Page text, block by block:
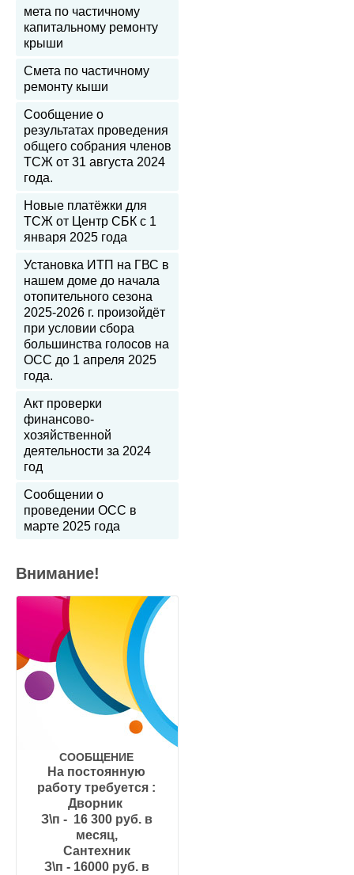
мета по частичному
капитальному ремонту
крыши
Смета по частичному
ремонту кыши
Сообщение о
результатах проведения
общего собрания членов
ТСЖ от 31 августа 2024
года.
Новые платёжки для
ТСЖ от Центр СБК с 1
января 2025 года
Установка ИТП на ГВС в
нашем доме до начала
отопительного сезона
2025-2026 г. произойдёт
при условии сбора
большинства голосов на
ОСС до 1 апреля 2025
года.
Акт проверки
финансово-
хозяйственной
деятельности за 2024
год
Сообщении о
проведении ОСС в
марте 2025 года
Внимание!
СООБЩЕНИЕ
На постоянную
работу требуется :
Дворник
З\п - 16 300 руб. в
месяц,
Сантехник
З\п - 16000 руб. в